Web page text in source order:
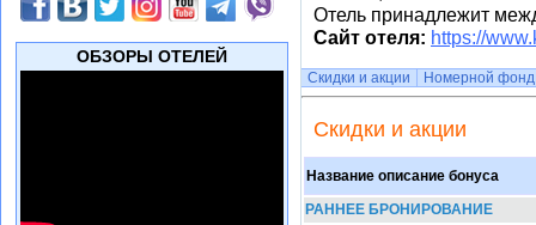
Отель принадлежит
Сайт отеля: https://
Скидки и акции Номерной фонд
Скидки и акции
Название описание бонуса
РАННЕЕ БРОНИРОВАНИЕ
ОБЗОРЫ ОТЕЛЕЙ